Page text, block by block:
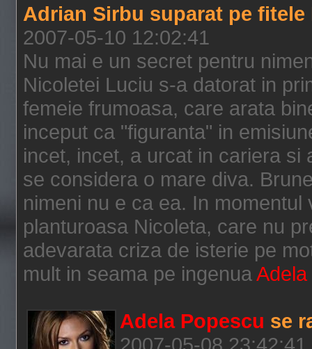
Adrian Sirbu suparat pe
2007-05-10 12:02:41
Nu mai e un secret pentru
Nicoletei Luciu s-a datorat in
femeie frumoasa, care arata
inceput ca "figuranta" in
incet, incet, a urcat in cariera
se considera o mare diva.
nimeni nu e ca ea. In
planturoasa Nicoleta, care nu
adevarata criza de isterie pe
mult in seama pe ingenua
Adela Popescu se